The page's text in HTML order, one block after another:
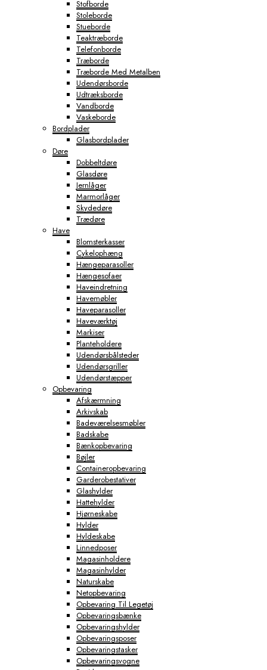
Stofborde
Stoleborde
Stueborde
Teaktræborde
Telefonborde
Træborde
Træborde Med Metalben
Udendørsborde
Udtræksborde
Vandborde
Vaskeborde
Bordplader
Glasbordplader
Døre
Dobbeltdøre
Glasdøre
Jernlåger
Marmorlåger
Skydedøre
Trædøre
Have
Blomsterkasser
Cykelophæng
Hængeparasoller
Hængesofaer
Haveindretning
Havemøbler
Haveparasoller
Haveværktøj
Markiser
Planteholdere
Udendørsbålsteder
Udendørsgriller
Udendørstæpper
Opbevaring
Afskærmning
Arkivskab
Badeværelsesmøbler
Badskabe
Bænkopbevaring
Bøjler
Containeropbevaring
Garderobestativer
Glashylder
Hattehylder
Hjørneskabe
Hylder
Hyldeskabe
Linnedposer
Magasinholdere
Magasinhylder
Naturskabe
Netopbevaring
Opbevaring Til Legetøj
Opbevaringsbænke
Opbevaringshylder
Opbevaringsposer
Opbevaringstasker
Opbevaringsvogne